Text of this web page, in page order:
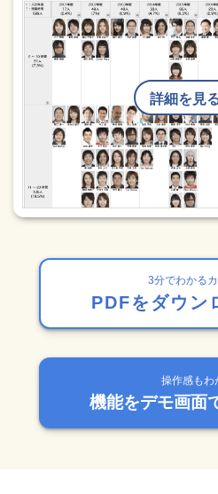
詳細を見
3分でわかる
PDFをダウン
操作感もわ
機能をデモ画面